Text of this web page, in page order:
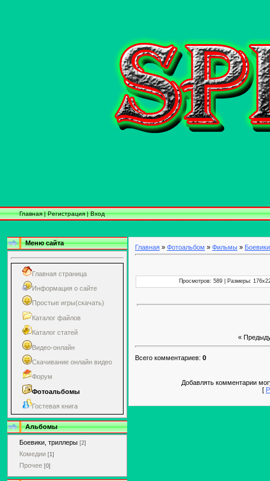
Главная|Регистрация|Вход
Меню сайта
Главная страница
Информация о сайте
Простые игры(скачать)
Каталог файлов
Каталог статей
Видео-онлайн
Скачивание онлайн видео
Форум
Фотоальбомы
Гостевая книга
Альбомы
Боевики, триллеры [2]
Комедии [1]
Прочее [0]
Главная » Фотоальбом » Фильмы »
Просмотров: 589 | Размеры:
«
Всего комментариев: 0
Добавлять комментарии
[